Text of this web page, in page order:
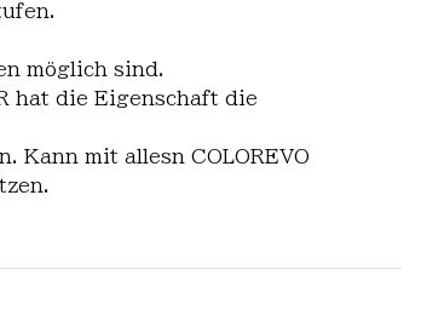
möglich sind.
hat die Eigenschaft die
Kann mit allesn COLOREVO